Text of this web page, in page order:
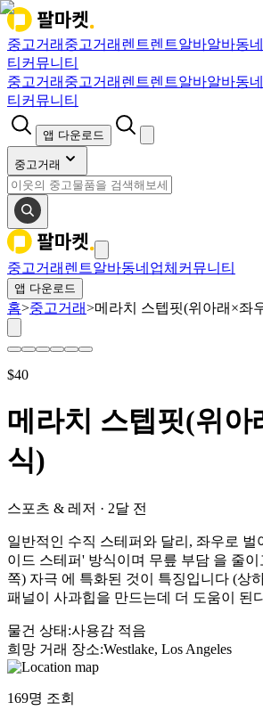
중고거래 중고거래 렌트렌트알바알바동
티 커뮤니티
중고거래 중고거래 렌트렌트알바알바동
티 커뮤니티
앱 다운로드
중고거래
중고거래 렌트알바동네업체 커뮤니티
앱 다운로드
홈>중고거래>메라치 스텝핏(위아래×좌
$40
메라치 스텝핏(위아
식)
스포츠 & 레저 · 2달 전
일반적인 수직 스테퍼와 달리, 좌우로 벌
이드 스테퍼' 방식이며 무릎 부담 을 줄
쪽) 자극 에 특화된 것이 특징입니다 (상
패널이 사과힙을 만드는데 더 도움이 된
물건 상태 :사용감 적음
희망 거래 장소:Westlake, Los Angeles
169명 조회